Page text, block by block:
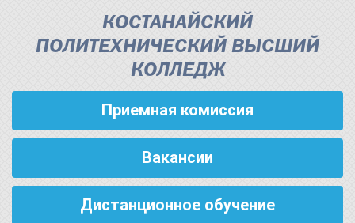
КОСТАНАЙСКИЙ
ПОЛИТЕХНИЧЕСКИЙ ВЫСШИЙ
КОЛЛЕДЖ
Приемная комиссия
Вакансии
Дистанционное обучение